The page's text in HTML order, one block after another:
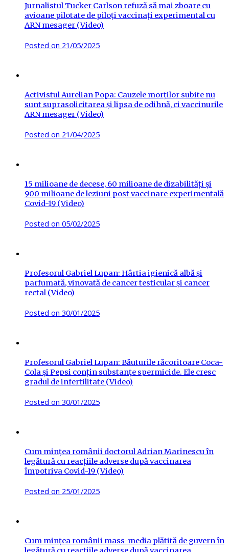
Jurnalistul Tucker Carlson refuză să mai zboare cu
avioane pilotate de piloți vaccinați experimental cu
ARN mesager (Video)
Posted on 21/05/2025
Activistul Aurelian Popa: Cauzele morților subite nu
sunt suprasolicitarea și lipsa de odihnă, ci vaccinurile
ARN mesager (Video)
Posted on 21/04/2025
15 milioane de decese, 60 milioane de dizabilități și
900 milioane de leziuni post vaccinare experimentală
Covid-19 (Video)
Posted on 05/02/2025
Profesorul Gabriel Lupan: Hârtia igienică albă și
parfumată, vinovată de cancer testicular și cancer
rectal (Video)
Posted on 30/01/2025
Profesorul Gabriel Lupan: Băuturile răcoritoare Coca-
Cola și Pepsi conțin substanțe spermicide. Ele cresc
gradul de infertilitate (Video)
Posted on 30/01/2025
Cum mințea românii doctorul Adrian Marinescu în
legătură cu reacțiile adverse după vaccinarea
împotriva Covid-19 (Video)
Posted on 25/01/2025
Cum mințea românii mass-media plătită de guvern în